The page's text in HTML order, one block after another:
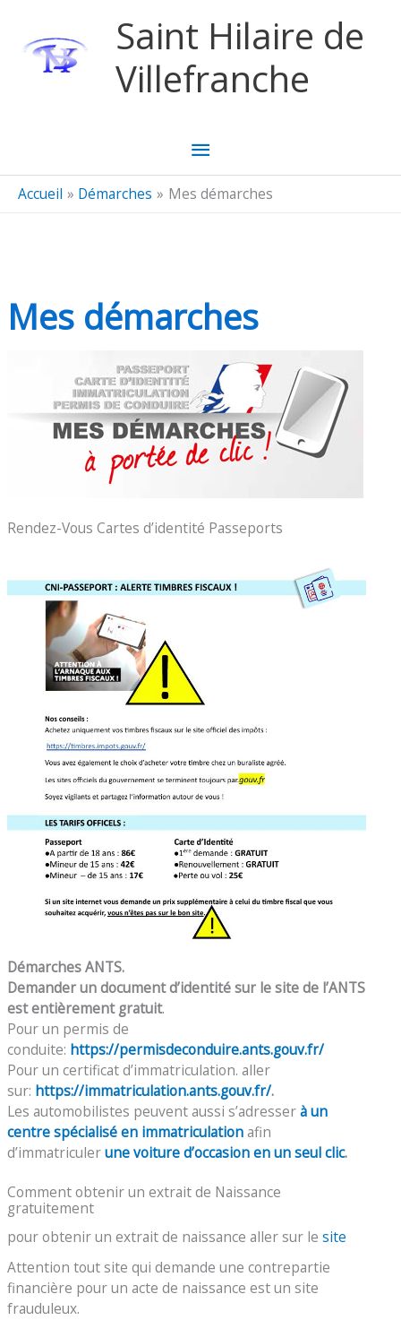
Saint Hilaire de
Villefranche
Menu
principal
Accueil Démarches Mes démarches
Mes démarches
Rendez-Vous Cartes d’identité Passeports
Démarches ANTS.
Demander un document d’identité sur le site de l’ANTS
est entièrement gratuit.
Pour un permis de
conduite: https://permisdeconduire.ants.gouv.fr/
Pour un certificat d’immatriculation. aller
sur: https://immatriculation.ants.gouv.fr/.
Les automobilistes peuvent aussi s’adresserà un
centre spécialisé en immatriculationafin
d’immatriculerune voiture d’occasion en un seul clic.
Comment obtenir un extrait de Naissance
gratuitement
pour obtenir un extrait de naissance aller sur le site
Attention tout site qui demande une contrepartie
financière pour un acte de naissance est un site
frauduleux.